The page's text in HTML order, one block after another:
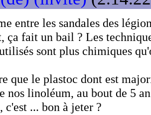
entre les sandales des
ça fait un bail ? Les
sont plus chimiques
que le plastoc dont est
nos linoléum, au bout de 5
c'est ... bon à jeter ?